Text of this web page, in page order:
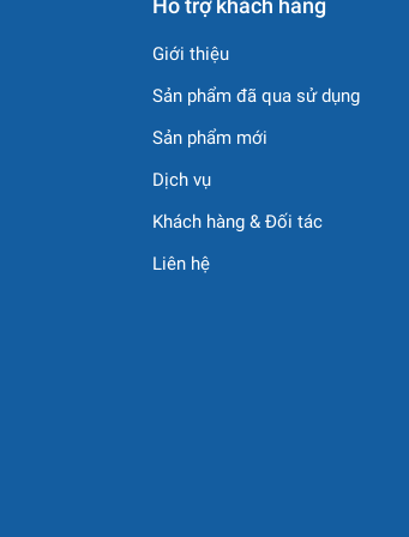
Hỗ trợ khách hàng
Giới thiệu
Sản phẩm đã qua sử dụng
Sản phẩm mới
Dịch vụ
Khách hàng & Đối tác
Liên hệ